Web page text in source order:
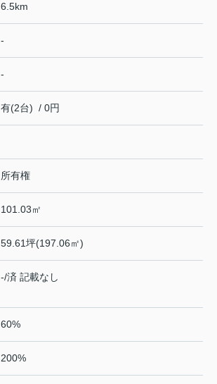
6.5km
-
-
有(2台) / 0円
所有権
101.03㎡
59.61坪(197.06㎡)
-/済 記載なし
60%
200%